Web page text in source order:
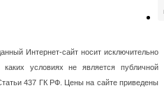
Интернет-сайт носит исключительно
условиях не является публичной
437 ГК РФ. Цены на сайте приведены